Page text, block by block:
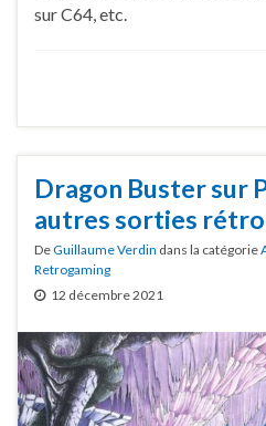
sur C64, etc.
Dragon Buster sur
autres sorties rétro
DeGuillaume Verdin dans la catégorie
Retrogaming
12 décembre 2021